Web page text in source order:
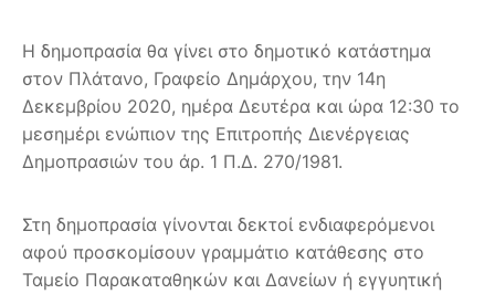
Η δημοπρασία θα γίνει στο δημοτικό κατάστημα
στον Πλάτανο, Γραφείο Δημάρχου, την 14η
Δεκεμβρίου 2020, ημέρα Δευτέρα και ώρα 12:30 το
μεσημέρι ενώπιον της Επιτροπής Διενέργειας
Δημοπρασιών του άρ. 1 Π.Δ. 270/1981.
Στη δημοπρασία γίνονται δεκτοί ενδιαφερόμενοι
αφού προσκομίσουν γραμμάτιο κατάθεσης στο
Ταμείο Παρακαταθηκών και Δανείων ή εγγυητική